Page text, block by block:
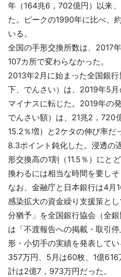
English
年（164兆6，702億円）以来
た。ピークの1990年に比べ、
いる。
全国の手形交換所数は、2017
107カ所で変わらなかった。
2013年2月に始まった全国銀
下、でんさい）は、2019年5
マイナスに転じた。2019年の
でんさい額）は、21兆2，720
15.2％増）と2ケタの伸び率だ
8.3ポイント鈍化した。浸透の
形交換高の1割（11.5％）にと
換わるには相当な時間を要しそ
なお、金融庁と日本銀行は4月
感染拡大の資金繰り支援策と
分猶予」を全国銀行協会（全
は「不渡報告への掲載・取引
形・小切手の実績を発表して
357万円、5月は60枚、1億
計は2億7，973万円だった。